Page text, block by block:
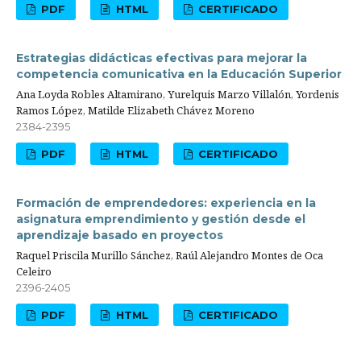
PDF HTML CERTIFICADO
Estrategias didácticas efectivas para mejorar la
competencia comunicativa en la Educación Superior
Ana Loyda Robles Altamirano, Yurelquis Marzo Villalón, Yordenis
Ramos López, Matilde Elizabeth Chávez Moreno
2384-2395
PDF HTML CERTIFICADO
Formación de emprendedores: experiencia en la
asignatura emprendimiento y gestión desde el
aprendizaje basado en proyectos
Raquel Priscila Murillo Sánchez, Raúl Alejandro Montes de Oca
Celeiro
2396-2405
PDF HTML CERTIFICADO